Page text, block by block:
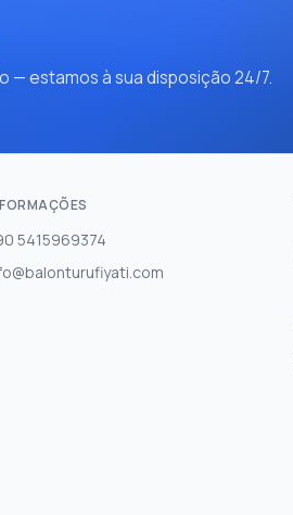
— estamos à sua disposição 24/7.
5415969374